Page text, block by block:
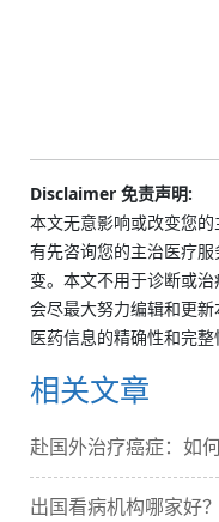
Disclaimer 免责声明:
本文无意影响或改变您
有先咨询您的主治医疗
变。本文不用于诊断或
会尽最大努力编辑和更
医药信息的精确性和完整
相关文章